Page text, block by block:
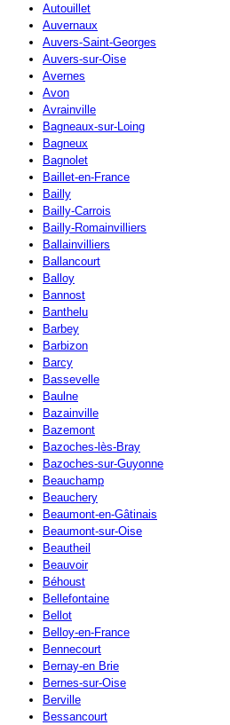
Autouillet
Auvernaux
Auvers-Saint-Georges
Auvers-sur-Oise
Avernes
Avon
Avrainville
Bagneaux-sur-Loing
Bagneux
Bagnolet
Baillet-en-France
Bailly
Bailly-Carrois
Bailly-Romainvilliers
Ballainvilliers
Ballancourt
Balloy
Bannost
Banthelu
Barbey
Barbizon
Barcy
Bassevelle
Baulne
Bazainville
Bazemont
Bazoches-lès-Bray
Bazoches-sur-Guyonne
Beauchamp
Beauchery
Beaumont-en-Gâtinais
Beaumont-sur-Oise
Beautheil
Beauvoir
Béhoust
Bellefontaine
Bellot
Belloy-en-France
Bennecourt
Bernay-en Brie
Bernes-sur-Oise
Berville
Bessancourt